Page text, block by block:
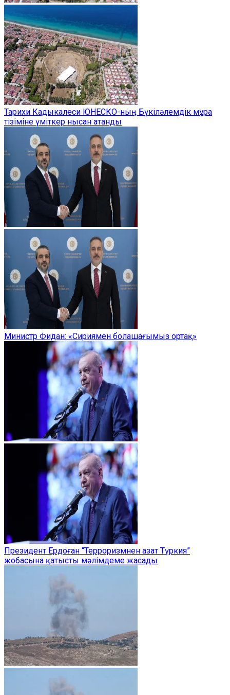
Тарихи Кадыкалеси ЮНЕСКО-ның Бүкіләлемдік мұра
тізіміне үміткер нысан атанды
Министр Фидан: «Сириямен болашағымыз ортақ»
Президент Ердоған “Терроризмнен азат Түркия”
жобасына қатысты мәлімдеме жасады